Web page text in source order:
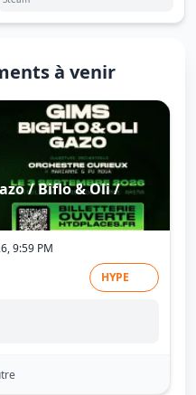
à venir
/ Biflo & Oli /
9:59 PM
HYPE